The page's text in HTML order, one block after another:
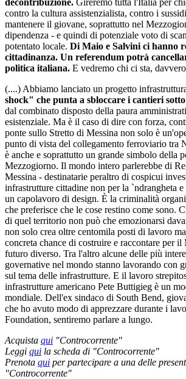
decontribuzione. Gireremo tutta l'Italia per
contro la cultura assistenzialista, contro i
mantenere il giovane, soprattutto nel
dipendenza - e quindi di potenziale voto di
potentato locale. Di Maio e Salvini ci hanno
cittadinanza. Un referendum potrà
politica italiana. E vedremo chi ci sta,
(....) Abbiamo lanciato un progetto
shock" che punta a sbloccare i cantieri sotto
dal combinato disposto della paura
esistenziale. Ma è il caso di dire con forza,
ponte sullo Stretto di Messina non solo è
punto di vista del collegamento ferroviario tra
è anche e soprattutto un grande simbolo della
Mezzogiorno. Il mondo intero parlerebbe di
Messina - destinatarie peraltro di cospicui
infrastrutture cittadine non per la `ndrangheta
un capolavoro di design. È la criminalità
che preferisce che le cose restino come sono.
di quel territorio non può che emozionarsi
non solo crea oltre centomila posti di lavoro
concreta chance di costruire e raccontare per
futuro diverso. Tra l'altro alcune delle più
governative nel mondo stanno lavorando con
sul tema delle infrastrutture. E il lavoro
infrastrutture americano Pete Buttigieg è un
mondiale. Dell'ex sindaco di South Bend,
che ho avuto modo di apprezzare durante i
Foundation, sentiremo parlare a lungo.
Acquista qui "Controcorrente"
Leggi qui la scheda di "Controcorrente"
Prenota qui per partecipare a una delle
"Controcorrente"